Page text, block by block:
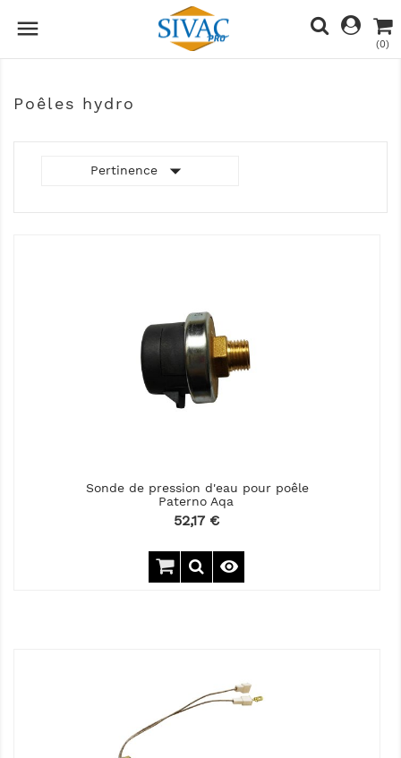

(0)
Poêles hydro
Pertinence 
Sonde de pression d'eau pour poêle
Paterno Aqa
Prix
52,17 €
